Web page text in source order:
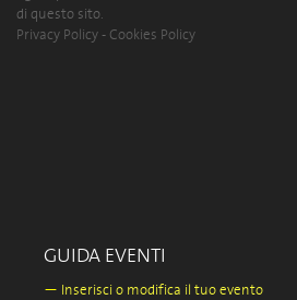
di questo sito.
Privacy Policy - Cookies Policy
GUIDA EVENTI
— Inserisci o modifica il tuo evento